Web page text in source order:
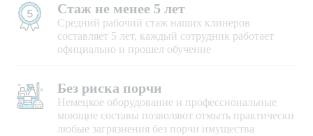
Стаж не менее 5 лет
Средний рабочий стаж наших клинеров
составляет 5 лет, каждый сотрудник работает
официально и прошел обучение
Без риска порчи
Немецкое оборудование и профессиональные
моющие составы позволяют отмыть практически
любые загрязнения без порчи имущества